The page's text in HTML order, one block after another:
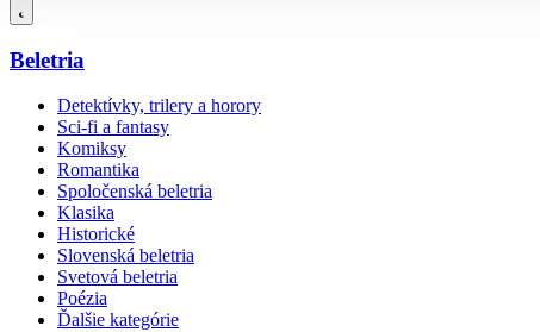
Beletria
Detektívky, trilery a horory
Sci-fi a fantasy
Komiksy
Romantika
Spoločenská beletria
Klasika
Historické
Slovenská beletria
Svetová beletria
Poézia
Ďalšie kategórie